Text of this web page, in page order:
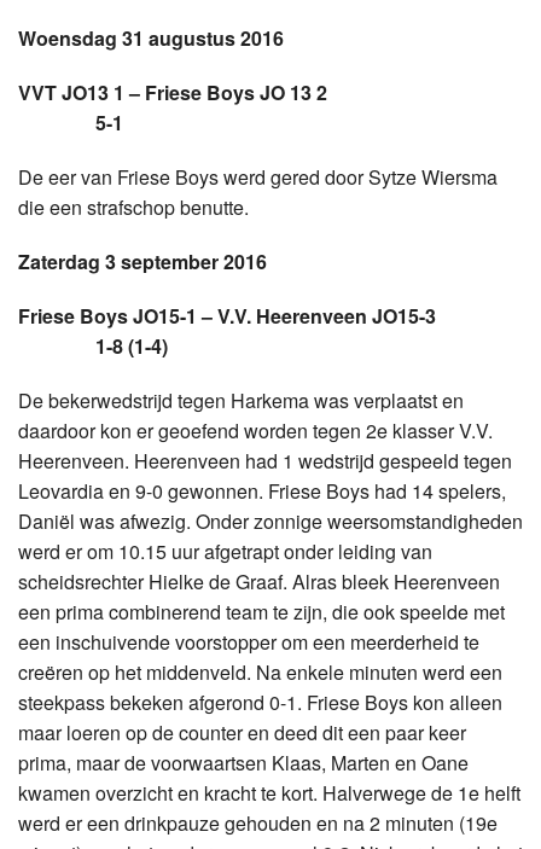
Woensdag 31 augustus 2016
VVT JO13 1 – Friese Boys JO 13 2
5-1
De eer van Friese Boys werd gered door Sytze Wiersma
die een strafschop benutte.
Zaterdag 3 september 2016
Friese Boys JO15-1–V.V. Heerenveen JO15-3
1-8 (1-4)
De bekerwedstrijd tegen Harkema was verplaatst en
daardoor kon er geoefend worden tegen 2e klasser V.V.
Heerenveen. Heerenveen had 1 wedstrijd gespeeld tegen
Leovardia en 9-0 gewonnen. Friese Boys had 14 spelers,
Daniël was afwezig. Onder zonnige weersomstandigheden
werd er om 10.15 uur afgetrapt onder leiding van
scheidsrechter Hielke de Graaf. Alras bleek Heerenveen
een prima combinerend team te zijn, die ook speelde met
een inschuivende voorstopper om een meerderheid te
creëren op het middenveld. Na enkele minuten werd een
steekpass bekeken afgerond 0-1. Friese Boys kon alleen
maar loeren op de counter en deed dit een paar keer
prima, maar de voorwaartsen Klaas, Marten en Oane
kwamen overzicht en kracht te kort. Halverwege de 1e helft
werd er een drinkpauze gehouden en na 2 minuten (19e